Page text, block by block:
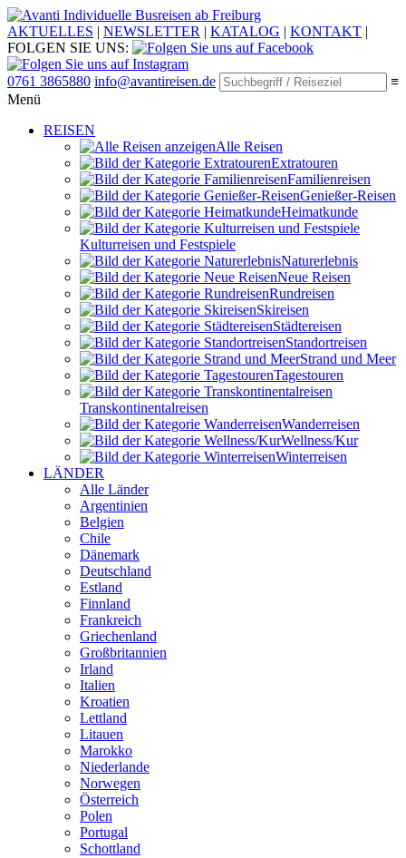
Individuelle Busreisen ab Freiburg
AKTUELLES | NEWSLETTER | KATALOG | KONTAKT |
FOLGEN SIE UNS:
0761 3865880 info@avantireisen.de
≡
Menü
REISEN
Alle Reisen
Extratouren
Familien­reisen
Genießer-Reisen
Heimatkunde
Kultur­reisen und Festspiele
Naturerlebnis
Neue Reisen
Rund­reisen
Ski­reisen
Städte­reisen
Standort­reisen
Strand und Meer
Tagestouren
Transkontinental­reisen
Wander­reisen
Wellness/Kur
Winter­reisen
LÄNDER
Alle Länder
Argentinien
Belgien
Chile
Dänemark
Deutschland
Estland
Finnland
Frankreich
Griechenland
Großbritannien
Irland
Italien
Kroatien
Lettland
Litauen
Marokko
Niederlande
Norwegen
Österreich
Polen
Portugal
Schottland